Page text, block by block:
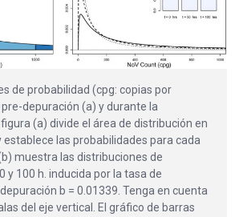
de probabilidad (cpg: copias por
depuración (a) y durante la
(a) divide el área de distribución en
establece las probabilidades para cada
muestra las distribuciones de
y 100 h. inducida por la tasa de
b = 0.01339. Tenga en cuenta
del eje vertical. El gráfico de barras